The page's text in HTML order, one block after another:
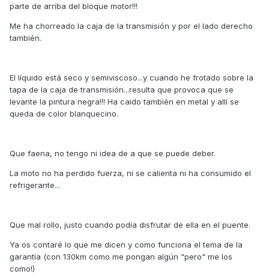
parte de arriba del bloque motor!!!
Me ha chorreado la caja de la transmisión y por el lado derecho
también.
El líquido está seco y semiviscoso...y cuando he frotado sobre la
tapa de la caja de transmisión...resulta que provoca que se
levante la pintura negra!!! Ha caido también en metal y allí se
queda de color blanquecino.
Que faena, no tengo ni idea de a que se puede deber.
La moto no ha perdido fuerza, ni se calienta ni ha consumido el
refrigerante...
Que mal rollo, justo cuando podía disfrutar de ella en el puente.
Ya os contaré lo que me dicen y como funciona el tema de la
garantía (con 130km como me pongan algún "pero" me los
como!)